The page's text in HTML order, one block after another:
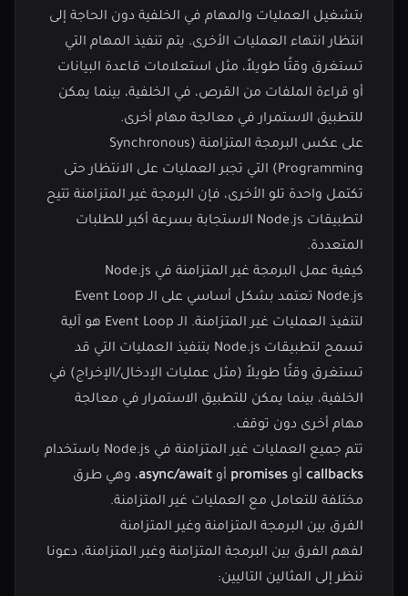
بتشغيل العمليات والمهام في الخلفية دون الحاجة إلى
انتظار انتهاء العمليات الأخرى. يتم تنفيذ المهام التي
تستغرق وقتًا طويلاً، مثل استعلامات قاعدة البيانات
أو قراءة الملفات من القرص، في الخلفية، بينما يمكن
للتطبيق الاستمرار في معالجة مهام أخرى.
على عكس البرمجة المتزامنة (Synchronous
Programming) التي تجبر العمليات على الانتظار حتى
تكتمل واحدة تلو الأخرى، فإن البرمجة غير المتزامنة تتيح
لتطبيقات Node.js الاستجابة بسرعة أكبر للطلبات
المتعددة.
كيفية عمل البرمجة غير المتزامنة في Node.js
Node.js تعتمد بشكل أساسي على الـ Event Loop
لتنفيذ العمليات غير المتزامنة. الـ Event Loop هو آلية
تسمح لتطبيقات Node.js بتنفيذ العمليات التي قد
تستغرق وقتًا طويلاً (مثل عمليات الإدخال/الإخراج) في
الخلفية، بينما يمكن للتطبيق الاستمرار في معالجة
مهام أخرى دون توقف.
تتم جميع العمليات غير المتزامنة في Node.js باستخدام
callbacks أو promises أو async/await، وهي طرق
مختلفة للتعامل مع العمليات غير المتزامنة.
الفرق بين البرمجة المتزامنة وغير المتزامنة
لفهم الفرق بين البرمجة المتزامنة وغير المتزامنة، دعونا
ننظر إلى المثالين التاليين: